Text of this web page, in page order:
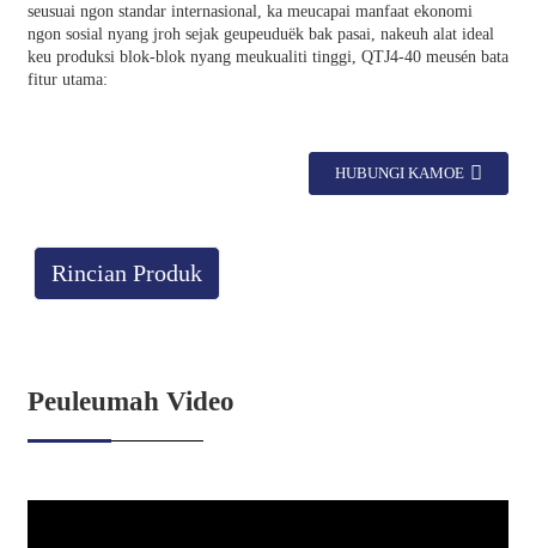
seusuai ngon standar internasional, ka meucapai manfaat ekonomi
ngon sosial nyang jroh sejak geupeuduëk bak pasai, nakeuh alat ideal
keu produksi blok-blok nyang meukualiti tinggi, QTJ4-40 meusén bata
fitur utama:
HUBUNGI KAMOE
Rincian Produk
Peuleumah Video